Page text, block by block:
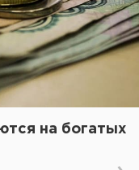
на богатых